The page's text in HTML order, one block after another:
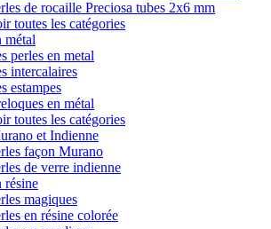
de rocaille Preciosa tubes 2x6 mm
toutes les catégories
métal
perles en metal
intercalaires
estampes
en métal
toutes les catégories
et Indienne
façon Murano
de verre indienne
résine
magiques
en résine colorée